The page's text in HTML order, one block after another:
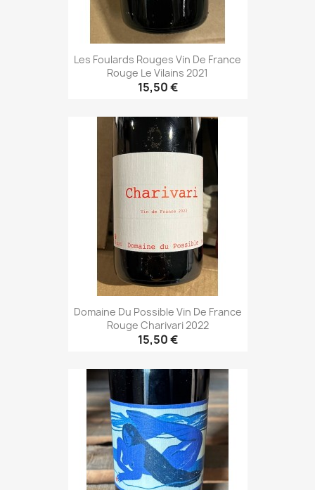
Les Foulards Rouges Vin De France
Rouge Le Vilains 2021
15,50 €
Domaine Du Possible Vin De France
Rouge Charivari 2022
15,50 €